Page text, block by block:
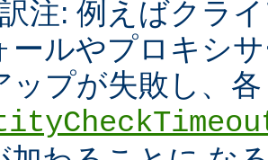
注: 例えばクラ
ールやプロキシ
ップが失敗し、